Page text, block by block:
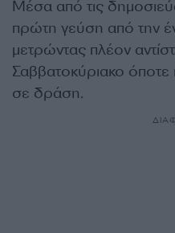
Μέσα από τις
πρώτη γεύση από την
μετρώντας πλέον
Σαββατοκύριακο όποτε
σε δράση.